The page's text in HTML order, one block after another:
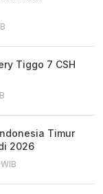
Tiggo 7 CSH
Timur
2026